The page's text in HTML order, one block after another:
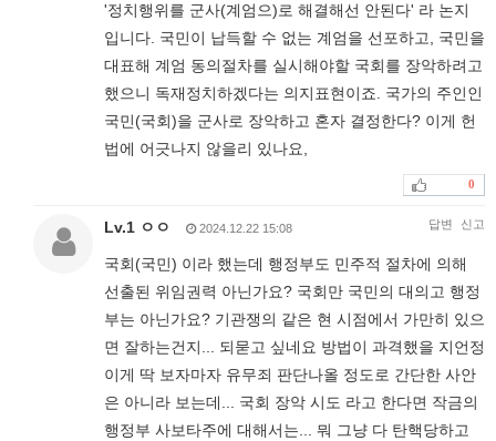
'정치행위를 군사(계엄으)로 해결해선 안된다' 라 논지
입니다. 국민이 납득할 수 없는 계엄을 선포하고, 국민을
대표해 계엄 동의절차를 실시해야할 국회를 장악하려고
했으니 독재정치하겠다는 의지표현이죠. 국가의 주인인
국민(국회)을 군사로 장악하고 혼자 결정한다? 이게 헌
법에 어긋나지 않을리 있나요,
0
Lv.1 ㅇㅇ 2024.12.22 15:08 답변 신고
국회(국민) 이라 했는데 행정부도 민주적 절차에 의해
선출된 위임권력 아닌가요? 국회만 국민의 대의고 행정
부는 아닌가요? 기관쟁의 같은 현 시점에서 가만히 있으
면 잘하는건지... 되묻고 싶네요 방법이 과격했을 지언정
이게 딱 보자마자 유무죄 판단나올 정도로 간단한 사안
은 아니라 보는데... 국회 장악 시도 라고 한다면 작금의
행정부 사보타주에 대해서는... 뭐 그냥 다 탄핵당하고